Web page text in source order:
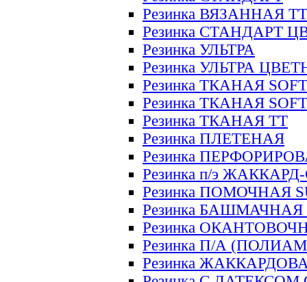
Резинка ВЯЗАННАЯ ТТ
Резинка СТАНДАРТ
Резинка УЛЬТРА
Резинка УЛЬТРА
Резинка ТКАНАЯ SOFT
Резинка ТКАНАЯ
Резинка ТКАНАЯ ТТ
Резинка ПЛЕТЕНАЯ
Резинка
Резинка п/э
Резинка ПОМОЧНАЯ
Резинка БАШМАЧНАЯ
Резинка
Резинка П/А
Резинка